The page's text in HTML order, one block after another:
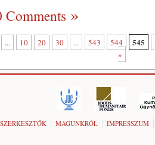
Comments
... 10 20 30 ... 543 544 545
»
SZERKESZTŐK MAGUNKRÓL IMPRESSZUM